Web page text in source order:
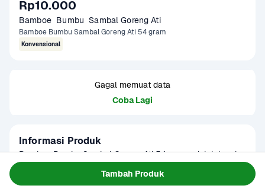
Tambah Produk
Rp10.000
Bamboe  Bumbu  Sambal Goreng Ati
Bamboe Bumbu Sambal Goreng Ati 54 gram
Konvensional
Gagal memuat data
Coba Lagi
Informasi Produk
Bamboe Bumbu Sambal Goreng Ati 54 gram adalah bumbu
seperti bawang merah (31%), bawang putih (18%), cabai